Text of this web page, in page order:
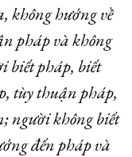
không hướng về
pháp và không
biết pháp, biết
tùy thuận pháp,
người không biết
đến pháp và